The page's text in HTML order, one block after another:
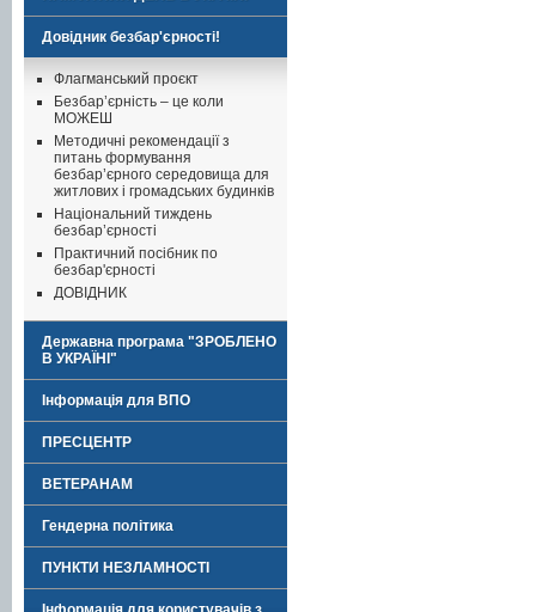
Довідник безбар'єрності!
Флагманський проєкт
Безбар’єрність – це коли
МОЖЕШ
Методичні рекомендації з
питань формування
безбар’єрного середовища для
житлових і громадських будинків
Національний тиждень
безбар’єрності
Практичний посібник по
безбар'єрності
ДОВІДНИК
Державна програма "ЗРОБЛЕНО
В УКРАЇНІ"
Інформація для ВПО
ПРЕСЦЕНТР
ВЕТЕРАНАМ
Гендерна політика
ПУНКТИ НЕЗЛАМНОСТІ